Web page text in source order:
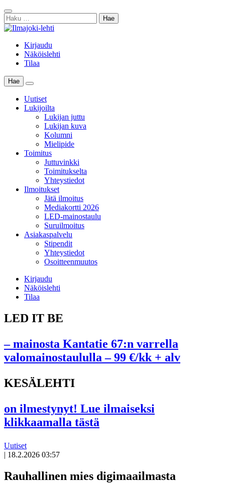
Skip
to
content
Sulje
haku
Haku:
Kirjaudu
Näköislehti
Tilaa
Hae
Main
Menu
Uutiset
Lukijoilta
Lukijan juttu
Lukijan kuva
Kolumni
Mielipide
Toimitus
Juttuvinkki
Toimitukselta
Yhteystiedot
Ilmoitukset
Jätä ilmoitus
Mediakortti 2026
LED-mainostaulu
Suruilmoitus
Asiakaspalvelu
Stipendit
Yhteystiedot
Osoitteenmuutos
Kirjaudu
Näköislehti
Tilaa
LED IT BE
– mainosta Kantatie 67:n varrella
valomainostaululla – 99 €/kk + alv
KESÄLEHTI
on ilmestynyt! Lue ilmaiseksi
klikkaamalla tästä
Uutiset
| 18.2.2026 03:57
artikkeli
Rauhallinen mies digimaailmasta